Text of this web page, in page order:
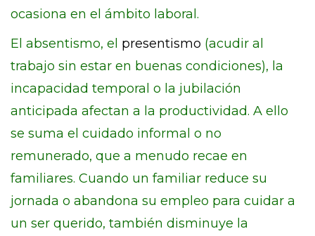
ocasiona en el ámbito laboral.
El absentismo, el presentismo (acudir al
trabajo sin estar en buenas condiciones), la
incapacidad temporal o la jubilación
anticipada afectan a la productividad. A ello
se suma el cuidado informal o no
remunerado, que a menudo recae en
familiares. Cuando un familiar reduce su
jornada o abandona su empleo para cuidar a
un ser querido, también disminuye la